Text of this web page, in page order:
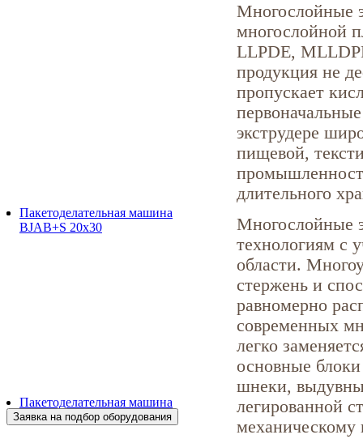
Пакетоделательная машина
BJAB+S 20x30
Пакетоделательная машина
BJAF+S 40*2M
Многослойные
многослойной
LLPDE,
продукция не
пропускает
экструдере
пищевой,
длительного
Многослойные
технологиям с
области.
стержень и
равномерно
современных
легко
основные
шнеки,
легированной
механическому